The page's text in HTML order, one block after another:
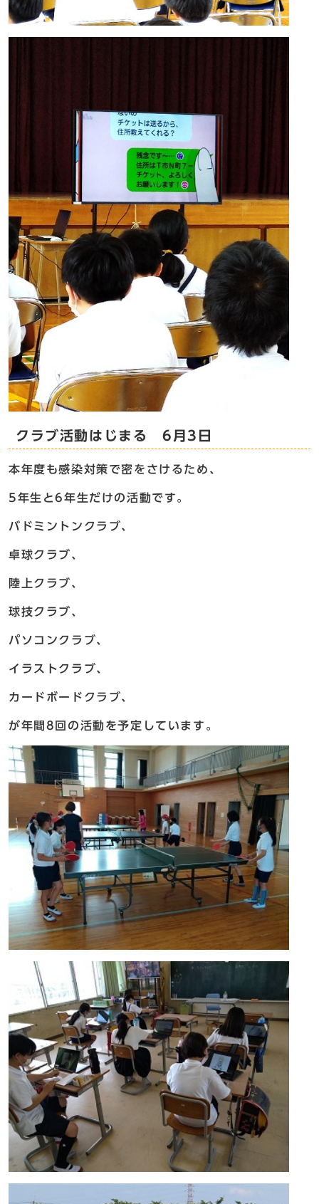
クラブ活動はじまる 6月3日
本年度も感染対策で密をさけるため、
5年生と6年生だけの活動です。
バドミントンクラブ、
卓球クラブ、
陸上クラブ、
球技クラブ、
パソコンクラブ、
イラストクラブ、
カードボードクラブ、
が年間8回の活動を予定しています。